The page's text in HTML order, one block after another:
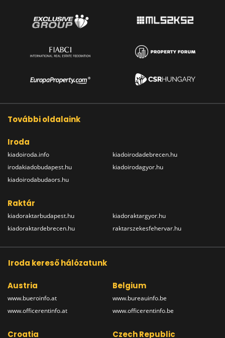
További oldalaink
Iroda
kiadoiroda.info
irodakiadobudapest.hu
kiadoirodabudaors.hu
kiadoirodadebrecen.hu
kiadoirodagyor.hu
Raktár
kiadoraktarbudapest.hu
kiadoraktardebrecen.hu
kiadoraktargyor.hu
raktarszekesfehervar.hu
Iroda kereső hálózatunk
Austria
www.bueroinfo.at
www.officerentinfo.at
Belgium
www.bureauinfo.be
www.officerentinfo.be
Croatia Czech Republic